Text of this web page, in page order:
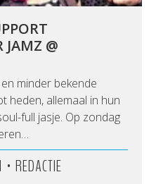
JAMZ @
minder bekende
heden, allemaal in hun
full jasje. Op zondag
• REDACTIE